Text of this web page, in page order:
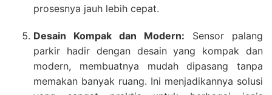
prosesnya jauh lebih cepat.
Desain Kompak dan Modern: Sensor palang
parkir hadir dengan desain yang kompak dan
modern, membuatnya mudah dipasang tanpa
memakan banyak ruang. Ini menjadikannya solusi